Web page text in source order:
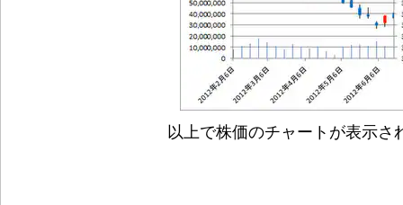
以上で株価のチャートが表示さ